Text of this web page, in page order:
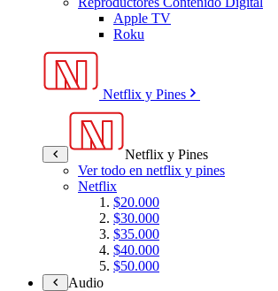
Apple TV
Roku
Netflix y Pines
Netflix y Pines
Ver todo en netflix y pines
Netflix
$20.000
$30.000
$35.000
$40.000
$50.000
Audio